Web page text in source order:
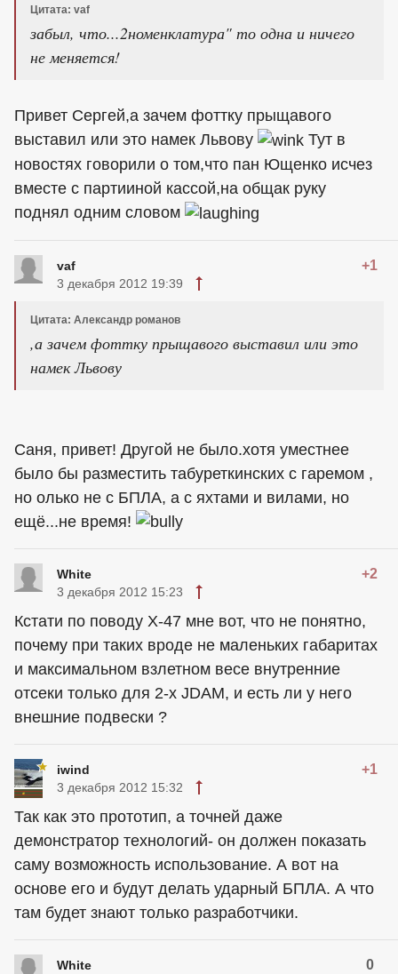
Цитата: vaf
забыл, что...2номенклатура" то одна и ничего
не меняется!
Привет Сергей,а зачем фоттку прыщавого
выставил или это намек Львову
Тут в
новостях говорили о том,что пан Ющенко исчез
вместе с партииной кассой,на общак руку
поднял одним словом
vaf +1
3 декабря 2012 19:39
Цитата: Александр романов
,а зачем фоттку прыщавого выставил или это
намек Львову
Саня, привет! Другой не было.хотя уместнее
было бы разместить табуреткинских с гаремом ,
но олько не с БПЛА, а с яхтами и вилами, но
ещё...не время!
White +2
3 декабря 2012 15:23
Кстати по поводу X-47 мне вот, что не понятно,
почему при таких вроде не маленьких габаритах
и максимальном взлетном весе внутренние
отсеки только для 2-х JDAM, и есть ли у него
внешние подвески ?
iwind +1
3 декабря 2012 15:32
Так как это прототип, а точней даже
демонстратор технологий- он должен показать
саму возможность использование. А вот на
основе его и будут делать ударный БПЛА. А что
там будет знают только разработчики.
White 0